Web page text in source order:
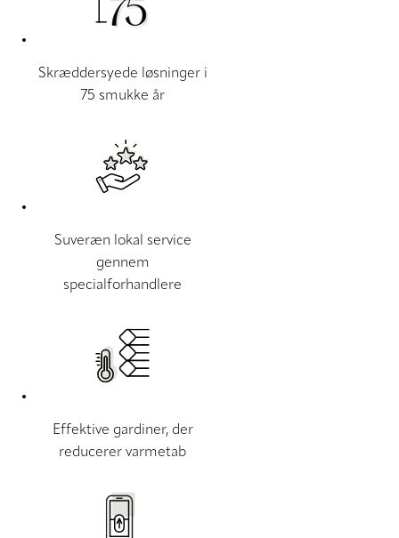
Skræddersyede løsninger i
75 smukke år
Suveræn lokal service
gennem
specialforhandlere
Effektive gardiner, der
reducerer varmetab